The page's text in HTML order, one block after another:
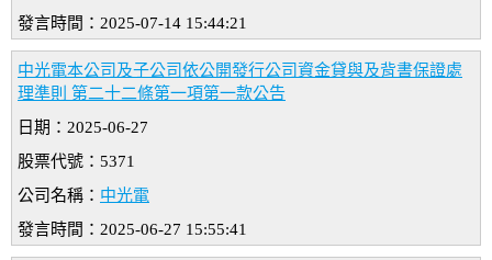
發言時間：2025-07-14 15:44:21
中光電本公司及子公司依公開發行公司資金貸與及背書保證處
理準則 第二十二條第一項第一款公告
日期：2025-06-27
股票代號：5371
公司名稱： 中光電
發言時間：2025-06-27 15:55:41